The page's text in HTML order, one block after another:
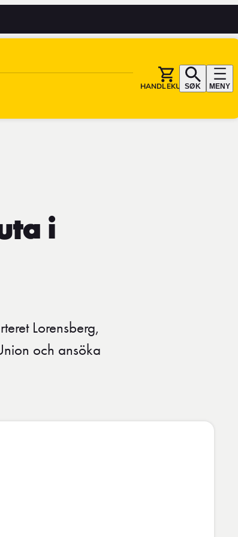
HANDLEKURVSØK MENY
i
Lorensberg,
och ansöka